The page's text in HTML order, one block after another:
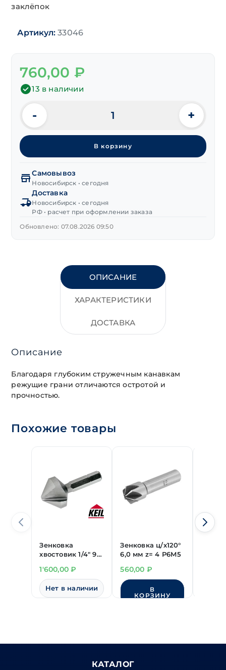
заклёпок
Артикул: 33046
760,00 ₽
13 в наличии
Количество
товара
Зенковка
ц/
12,4 мм
z=
Р6М5К5
- +
В корзину
Самовывоз
Новосибирск • сегодня
Доставка
Новосибирск • сегодня
РФ • расчет при оформлении заказа
Обновлено: 07.08.2026 09:50
ОПИСАНИЕ
ХАРАКТЕРИСТИКИ
ДОСТАВКА
Описание
Благодаря глубоким стружечным канавкам
режущие грани отличаются остротой и
прочностью.
Похожие товары
Зенковка
хвостовик 1/4" 90°
HSS z=3
1'600,00₽
Нет в наличии
Зенковка ц/х120°
6,0 мм z= 4 Р6М5
560,00 ₽
В
КОРЗИНУ
КАТАЛОГ